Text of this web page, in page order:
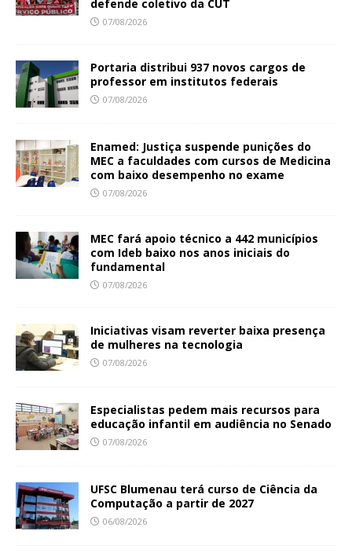
defende coletivo da CUT
07/08/2026
Portaria distribui 937 novos cargos de
professor em institutos federais
07/08/2026
Enamed: Justiça suspende punições do
MEC a faculdades com cursos de Medicina
com baixo desempenho no exame
07/08/2026
MEC fará apoio técnico a 442 municípios
com Ideb baixo nos anos iniciais do
fundamental
07/08/2026
Iniciativas visam reverter baixa presença
de mulheres na tecnologia
07/08/2026
Especialistas pedem mais recursos para
educação infantil em audiência no Senado
07/08/2026
UFSC Blumenau terá curso de Ciência da
Computação a partir de 2027
06/08/2026